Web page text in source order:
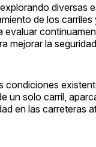
diversas
de los carriles
mejorar la
condiciones
un solo carril,
en las carreteras